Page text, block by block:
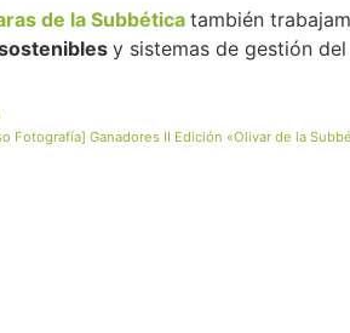
de la Subbética también
y sistemas de gestión
Fotografía] Ganadores II Edición «Olivar de la